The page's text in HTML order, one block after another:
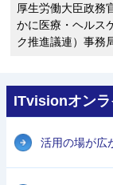
厚生労働大臣政務
かに医療・ヘルス
ク推進議連）事務
ITvisionオンラ
活用の場が広